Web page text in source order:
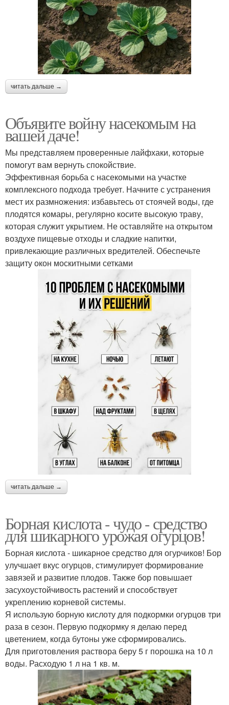
читать дальше →
Объявите войну насекомым на
вашей даче!
Мы представляем проверенные лайфхаки, которые
помогут вам вернуть спокойствие.
Эффективная борьба с насекомыми на участке
комплексного подхода требует. Начните с устранения
мест их размножения: избавьтесь от стоячей воды, где
плодятся комары, регулярно косите высокую траву,
которая служит укрытием. Не оставляйте на открытом
воздухе пищевые отходы и сладкие напитки,
привлекающие различных вредителей. Обеспечьте
защиту окон москитными сетками
читать дальше →
Борная кислота - чудо - средство
для шикарного урожая огурцов!
Борная кислота - шикарное средство для огурчиков! Бор
улучшает вкус огурцов, стимулирует формирование
завязей и развитие плодов. Также бор повышает
засухоустойчивость растений и способствует
укреплению корневой системы.
Я использую борную кислоту для подкормки огурцов три
раза в сезон. Первую подкормку я делаю перед
цветением, когда бутоны уже сформировались.
Для приготовления раствора беру 5 г порошка на 10 л
воды. Расходую 1 л на 1 кв. м.